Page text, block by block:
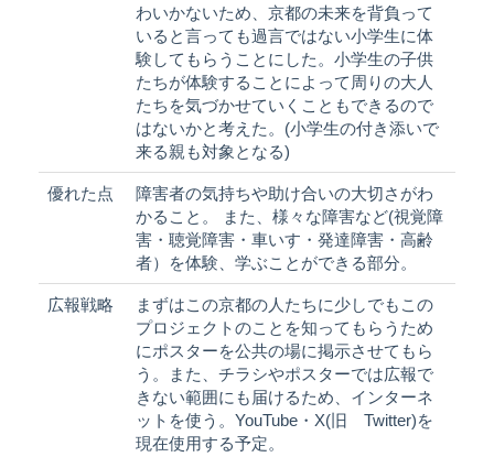
わいかないため、京都の未来を背負って
いると言っても過言ではない小学生に体
験してもらうことにした。小学生の子供
たちが体験することによって周りの大人
たちを気づかせていくこともできるので
はないかと考えた。(小学生の付き添いで
来る親も対象となる)
優れた点
障害者の気持ちや助け合いの大切さがわ
かること。 また、様々な障害など(視覚障
害・聴覚障害・車いす・発達障害・高齢
者）を体験、学ぶことができる部分。
広報戦略
まずはこの京都の人たちに少しでもこの
プロジェクトのことを知ってもらうため
にポスターを公共の場に掲示させてもら
う。また、チラシやポスターでは広報で
きない範囲にも届けるため、インターネ
ットを使う。YouTube・X(旧 Twitter)を
現在使用する予定。